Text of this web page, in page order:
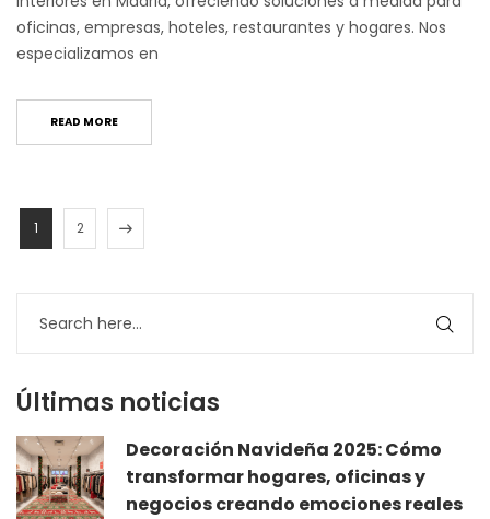
oficinas, empresas, hoteles, restaurantes y hogares. Nos
especializamos en
READ MORE
1 2
Últimas noticias
Decoración Navideña 2025: Cómo
transformar hogares, oficinas y
negocios creando emociones reales